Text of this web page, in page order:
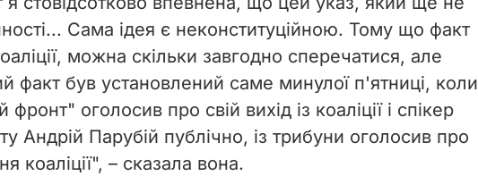
i
d
e
o
Сама ідея є неконституційною. Тому що факт
можна скільки завгодно сперечатися, але
факт був установлений саме минулої п'ятниці, коли
оголосив про свій вихід із коаліції і спікер
Андрій Парубій публічно, із трибуни оголосив про
коаліції", – сказала вона.